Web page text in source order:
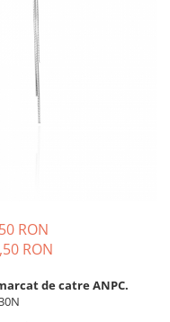
RON
RON
de catre ANPC.